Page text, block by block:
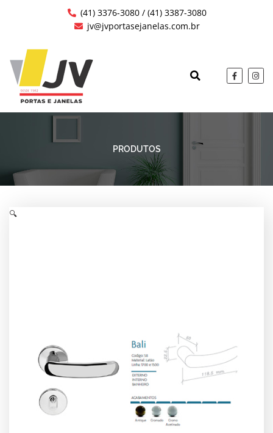
conteúdo
(41) 3376-3080 / (41) 3387-3080
jv@jvportasejanelas.com.br
F
a
c
o
I
n
s
g
PRODUTOS
🔍